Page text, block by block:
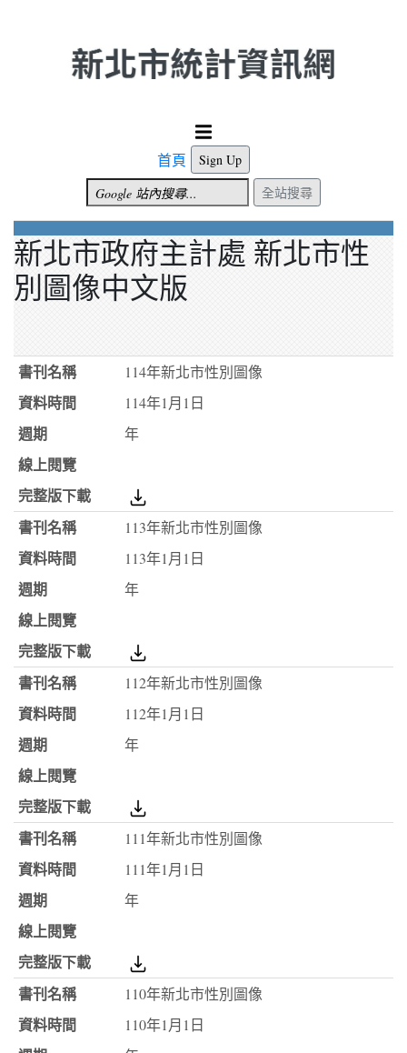
首頁
Sign Up
全站搜尋
新北市政府主計處 新北市性
別圖像中文版
114年新北市性別圖像
114年1月1日
年
113年新北市性別圖像
113年1月1日
年
112年新北市性別圖像
112年1月1日
年
111年新北市性別圖像
111年1月1日
年
110年新北市性別圖像
110年1月1日